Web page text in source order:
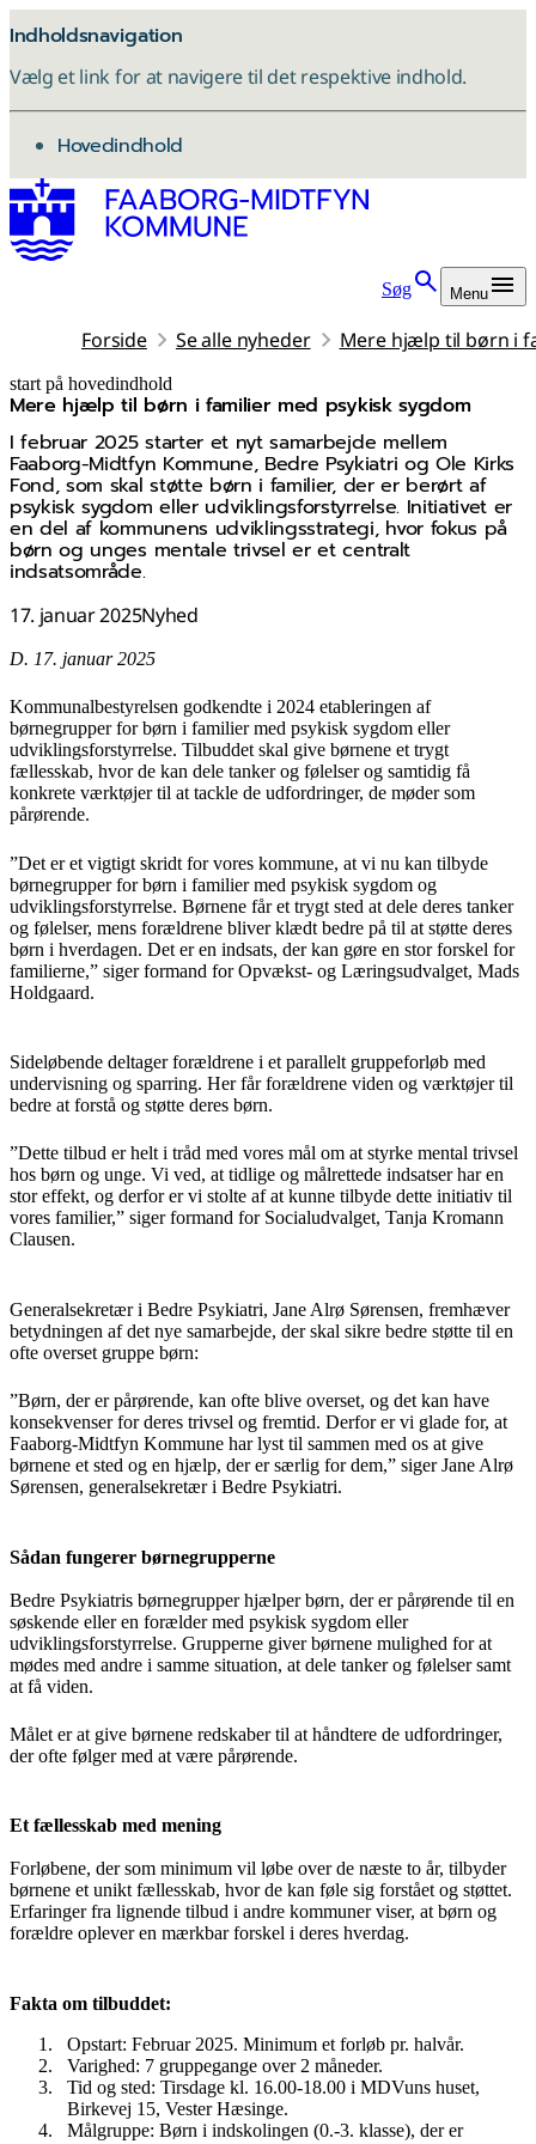
Indholdsnavigation
Vælg et link for at navigere til det respektive indhold.
gå til
Hovedindhold
Søg Menu
Forside Se alle nyheder Mere hjælp til børn i
start på hovedindhold
Mere hjælp til børn i familier med psykisk sygdom
I februar 2025 starter et nyt samarbejde mellem
Faaborg-Midtfyn Kommune, Bedre Psykiatri og Ole Kirks
Fond, som skal støtte børn i familier, der er berørt af
psykisk sygdom eller udviklingsforstyrrelse. Initiativet er
en del af kommunens udviklingsstrategi, hvor fokus på
børn og unges mentale trivsel er et centralt
indsatsområde.
17. januar 2025Nyhed
senest opdateret 30. oktober 2025
D. 17. januar 2025
Kommunalbestyrelsen godkendte i 2024 etableringen af
børnegrupper for børn i familier med psykisk sygdom eller
udviklingsforstyrrelse. Tilbuddet skal give børnene et trygt
fællesskab, hvor de kan dele tanker og følelser og samtidig få
konkrete værktøjer til at tackle de udfordringer, de møder som
pårørende.
”Det er et vigtigt skridt for vores kommune, at vi nu kan tilbyde
børnegrupper for børn i familier med psykisk sygdom og
udviklingsforstyrrelse. Børnene får et trygt sted at dele deres tanker
og følelser, mens forældrene bliver klædt bedre på til at støtte deres
børn i hverdagen. Det er en indsats, der kan gøre en stor forskel for
familierne,” siger formand for Opvækst- og Læringsudvalget, Mads
Holdgaard.
Sideløbende deltager forældrene i et parallelt gruppeforløb med
undervisning og sparring. Her får forældrene viden og værktøjer til
bedre at forstå og støtte deres børn.
”Dette tilbud er helt i tråd med vores mål om at styrke mental trivsel
hos børn og unge. Vi ved, at tidlige og målrettede indsatser har en
stor effekt, og derfor er vi stolte af at kunne tilbyde dette initiativ til
vores familier,” siger formand for Socialudvalget, Tanja Kromann
Clausen.
Generalsekretær i Bedre Psykiatri, Jane Alrø Sørensen, fremhæver
betydningen af det nye samarbejde, der skal sikre bedre støtte til en
ofte overset gruppe børn:
”Børn, der er pårørende, kan ofte blive overset, og det kan have
konsekvenser for deres trivsel og fremtid. Derfor er vi glade for, at
Faaborg-Midtfyn Kommune har lyst til sammen med os at give
børnene et sted og en hjælp, der er særlig for dem,” siger Jane Alrø
Sørensen, generalsekretær i Bedre Psykiatri.
Sådan fungerer børnegrupperne
Bedre Psykiatris børnegrupper hjælper børn, der er pårørende til en
søskende eller en forælder med psykisk sygdom eller
udviklingsforstyrrelse. Grupperne giver børnene mulighed for at
mødes med andre i samme situation, at dele tanker og følelser samt
at få viden.
Målet er at give børnene redskaber til at håndtere de udfordringer,
der ofte følger med at være pårørende.
Et fællesskab med mening
Forløbene, der som minimum vil løbe over de næste to år, tilbyder
børnene et unikt fællesskab, hvor de kan føle sig forstået og støttet.
Erfaringer fra lignende tilbud i andre kommuner viser, at børn og
forældre oplever en mærkbar forskel i deres hverdag.
Fakta om tilbuddet:
Opstart: Februar 2025. Minimum et forløb pr. halvår.
Varighed: 7 gruppegange over 2 måneder.
Tid og sted: Tirsdage kl. 16.00-18.00 i MDVuns huset,
Birkevej 15, Vester Hæsinge.
Målgruppe: Børn i indskolingen (0.-3. klasse), der er